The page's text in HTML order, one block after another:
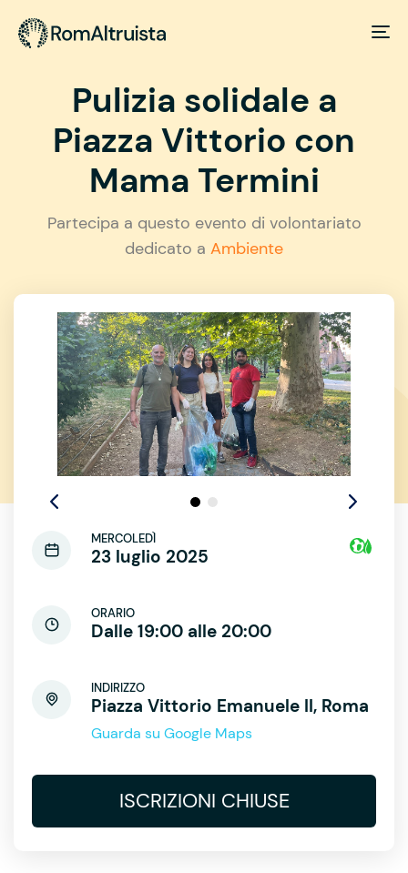
Pulizia solidale a
Piazza Vittorio con
Mama Termini
Partecipa a questo evento di volontariato
dedicato a Ambiente
MERCOLEDÌ
23 luglio 2025
ORARIO
Dalle 19:00 alle 20:00
INDIRIZZO
Piazza Vittorio Emanuele II, Roma
Guarda su Google Maps
ISCRIZIONI CHIUSE